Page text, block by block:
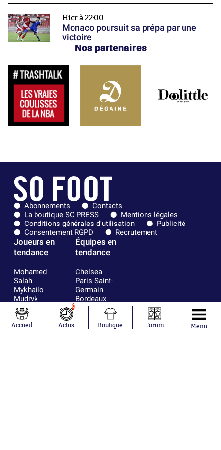
Hier à 22:00
Monaco poursuit sa prépa par une
victoire
Nos partenaires
Abonnements
Contacts
La boutique SO PRESS
Mentions légales
Conditions générales d'utilisation
Publicité
Consentement RGPD
Recrutement
Joueurs en
tendance
Mohamed
Salah
Mykhailo
Mudryk
Neymar
Khalis Merah
Loïs Openda
Équipes en
tendance
Chelsea
Paris Saint-
Germain
Bordeaux
Olympique
Accueil
0
Actus Boutique Forum Menu